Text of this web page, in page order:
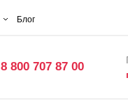
Блог
8 800 707 87 00